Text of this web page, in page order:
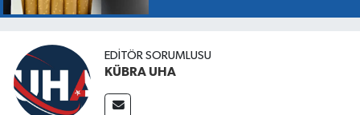
EDİTÖR SORUMLUSU
KÜBRA UHA